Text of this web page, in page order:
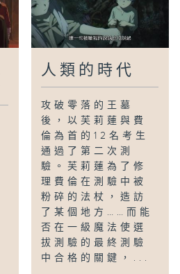
人類的時代
攻破零落的王墓
後，以芙莉蓮與費
倫為首的12名考生
通過了第二次測
驗。芙莉蓮為了修
理費倫在測驗中被
粉碎的法杖，造訪
了某個地方……而能
否在一級魔法使選
拔測驗的最終測驗
中合格的關鍵，...